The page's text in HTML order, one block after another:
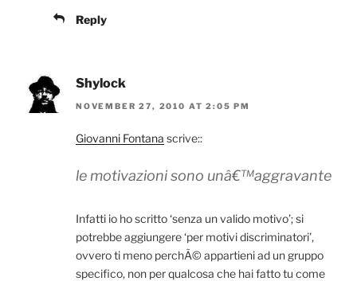
Reply
Shylock
NOVEMBER 27, 2010 AT 2:05 PM
Giovanni Fontana scrive::
le motivazioni sono unâ€™aggravante
Infatti io ho scritto ‘senza un valido motivo’; si
potrebbe aggiungere ‘per motivi discriminatori’,
ovvero ti meno perchÃ© appartieni ad un gruppo
specifico, non per qualcosa che hai fatto tu come